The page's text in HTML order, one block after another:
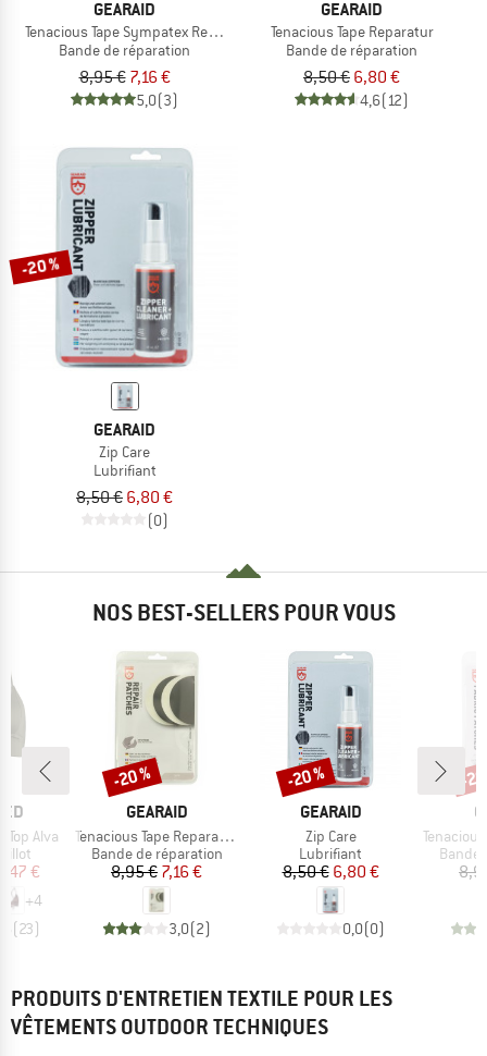
GEARAID
Tenacious Tape Sympatex Reparatur
Bande de réparation
8,95 € 7,16 €
5,0(3)
GEARAID
Tenacious Tape Reparatur
Bande de réparation
8,50 € 6,80 €
4,6(12)
-20 %
GEARAID
Zip Care
Lubrifiant
8,50 € 6,80 €
(0)
NOS BEST-SELLERS POUR VOUS
Alva
réduit
€
+4
(23)
MARQUE
GEARAID
Article
Tenacious Tape Reparatur Flicken
Product group
Bande de réparation
Prix
8,95 €Prix réduit
7,16 €
3,0(2)
Remise
-20 %
MARQUE
GEARAID
Article
Zip Care
Product group
Lubrifiant
Prix
8,50 €Prix réduit
6,80 €
0,0(0)
Remise
-20 %
Article
Tenacious
Bande
-
PRODUITS D'ENTRETIEN TEXTILE POUR LES
VÊTEMENTS OUTDOOR TECHNIQUES